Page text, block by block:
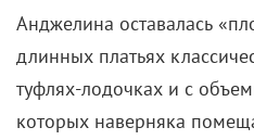
Анджелина оставалась
длинных платьях
туфлях-лодочках и с
которых наверняка